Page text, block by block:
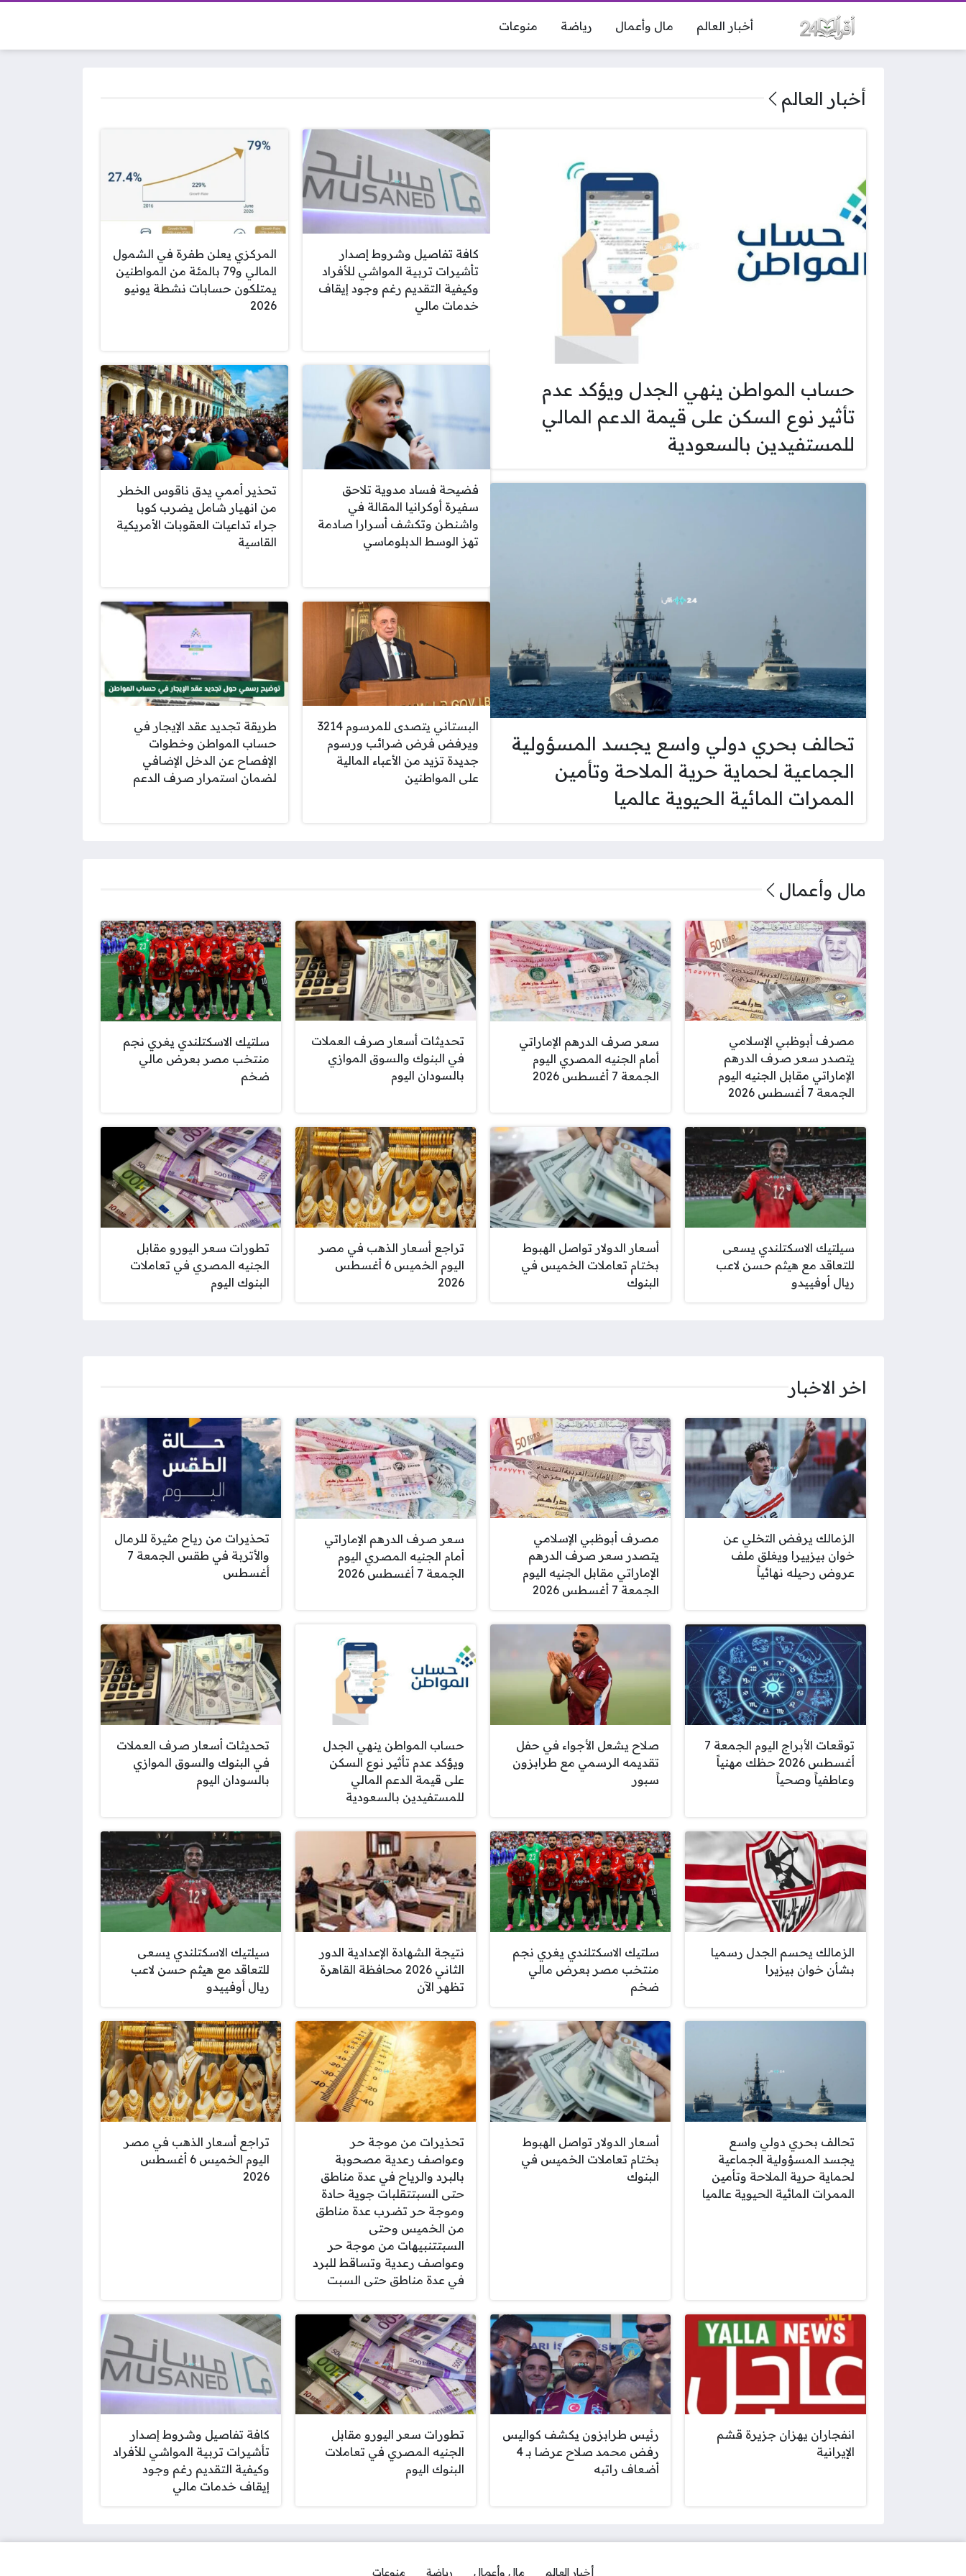
أخبار العالم مال وأعمال رياضة منوعات
أخبار العالم
حساب المواطن ينهي الجدل ويؤكد عدم
تأثير نوع السكن على قيمة الدعم المالي
للمستفيدين بالسعودية
تحالف بحري دولي واسع يجسد المسؤولية
الجماعية لحماية حرية الملاحة وتأمين
الممرات المائية الحيوية عالميا
كافة تفاصيل وشروط إصدار
تأشيرات تربية المواشي للأفراد
وكيفية التقديم رغم وجود إيقاف
خدمات مالي
المركزي يعلن طفرة في الشمول
المالي و79 بالمئة من المواطنين
يمتلكون حسابات نشطة يونيو
2026
فضيحة فساد مدوية تلاحق
سفيرة أوكرانيا المقالة في
واشنطن وتكشف أسرارا صادمة
تهز الوسط الدبلوماسي
تحذير أممي يدق ناقوس الخطر
من انهيار شامل يضرب كوبا
جراء تداعيات العقوبات الأمريكية
القاسية
البستاني يتصدى للمرسوم 3214
ويرفض فرض ضرائب ورسوم
جديدة تزيد من الأعباء المالية
على المواطنين
طريقة تجديد عقد الإيجار في
حساب المواطن وخطوات
الإفصاح عن الدخل الإضافي
لضمان استمرار صرف الدعم
مال وأعمال
مصرف أبوظبي الإسلامي
يتصدر سعر صرف الدرهم
الإماراتي مقابل الجنيه اليوم
الجمعة 7 أغسطس 2026
سعر صرف الدرهم الإماراتي
أمام الجنيه المصري اليوم
الجمعة 7 أغسطس 2026
تحديثات أسعار صرف العملات
في البنوك والسوق الموازي
بالسودان اليوم
سلتيك الاسكتلندي يغري نجم
منتخب مصر بعرض مالي
ضخم
سيلتيك الاسكتلندي يسعى
للتعاقد مع هيثم حسن لاعب
ريال أوفييدو
أسعار الدولار تواصل الهبوط
بختام تعاملات الخميس في
البنوك
تراجع أسعار الذهب في مصر
اليوم الخميس 6 أغسطس
2026
تطورات سعر اليورو مقابل
الجنيه المصري في تعاملات
البنوك اليوم
اخر الاخبار
الزمالك يرفض التخلي عن
خوان بيزييرا ويغلق ملف
عروض رحيله نهائياً
مصرف أبوظبي الإسلامي
يتصدر سعر صرف الدرهم
الإماراتي مقابل الجنيه اليوم
الجمعة 7 أغسطس 2026
سعر صرف الدرهم الإماراتي
أمام الجنيه المصري اليوم
الجمعة 7 أغسطس 2026
تحذيرات من رياح مثيرة للرمال
والأتربة في طقس الجمعة 7
أغسطس
توقعات الأبراج اليوم الجمعة 7
أغسطس 2026 حظك مهنياً
وعاطفياً وصحياً
صلاح يشعل الأجواء في حفل
تقديمه الرسمي مع طرابزون
سبور
حساب المواطن ينهي الجدل
ويؤكد عدم تأثير نوع السكن
على قيمة الدعم المالي
للمستفيدين بالسعودية
تحديثات أسعار صرف العملات
في البنوك والسوق الموازي
بالسودان اليوم
الزمالك يحسم الجدل رسميا
بشأن خوان بيزيرا
سلتيك الاسكتلندي يغري نجم
منتخب مصر بعرض مالي
ضخم
نتيجة الشهادة الإعدادية الدور
الثاني 2026 محافظة القاهرة
تظهر الآن
سيلتيك الاسكتلندي يسعى
للتعاقد مع هيثم حسن لاعب
ريال أوفييدو
تحالف بحري دولي واسع
يجسد المسؤولية الجماعية
لحماية حرية الملاحة وتأمين
الممرات المائية الحيوية عالميا
أسعار الدولار تواصل الهبوط
بختام تعاملات الخميس في
البنوك
تحذيرات من موجة حر
وعواصف رعدية مصحوبة
بالبرد والرياح في عدة مناطق
حتى السبتتقلبات جوية حادة
وموجة حر تضرب عدة مناطق
من الخميس وحتى
السبتتنبيهات من موجة حر
وعواصف رعدية وتساقط للبرد
في عدة مناطق حتى السبت
تراجع أسعار الذهب في مصر
اليوم الخميس 6 أغسطس
2026
انفجاران يهزان جزيرة قشم
الإيرانية
رئيس طرابزون يكشف كواليس
رفض محمد صلاح عرضا بـ 4
أضعاف راتبه
تطورات سعر اليورو مقابل
الجنيه المصري في تعاملات
البنوك اليوم
كافة تفاصيل وشروط إصدار
تأشيرات تربية المواشي للأفراد
وكيفية التقديم رغم وجود
إيقاف خدمات مالي
أخبار العالم مال وأعمال رياضة منوعات